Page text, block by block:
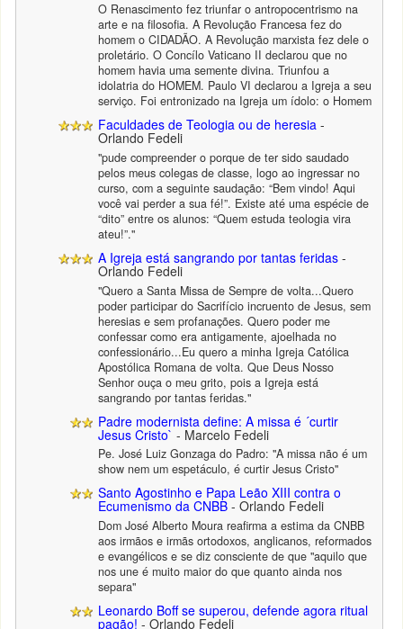
O Renascimento fez triunfar o antropocentrismo na
arte e na filosofia. A Revolução Francesa fez do
homem o CIDADÃO. A Revolução marxista fez dele o
proletário. O Concílo Vaticano II declarou que no
homem havia uma semente divina. Triunfou a
idolatria do HOMEM. Paulo VI declarou a Igreja a seu
serviço. Foi entronizado na Igreja um ídolo: o Homem
Faculdades de Teologia ou de heresia -
Orlando Fedeli
"pude compreender o porque de ter sido saudado
pelos meus colegas de classe, logo ao ingressar no
curso, com a seguinte saudação: “Bem vindo! Aqui
você vai perder a sua fé!”. Existe até uma espécie de
“dito” entre os alunos: “Quem estuda teologia vira
ateu!”."
A Igreja está sangrando por tantas feridas -
Orlando Fedeli
"Quero a Santa Missa de Sempre de volta...Quero
poder participar do Sacrifício incruento de Jesus, sem
heresias e sem profanações. Quero poder me
confessar como era antigamente, ajoelhada no
confessionário...Eu quero a minha Igreja Católica
Apostólica Romana de volta. Que Deus Nosso
Senhor ouça o meu grito, pois a Igreja está
sangrando por tantas feridas."
Padre modernista define: A missa é ´curtir
Jesus Cristo` - Marcelo Fedeli
Pe. José Luiz Gonzaga do Padro: "A missa não é um
show nem um espetáculo, é curtir Jesus Cristo"
Santo Agostinho e Papa Leão XIII contra o
Ecumenismo da CNBB - Orlando Fedeli
Dom José Alberto Moura reafirma a estima da CNBB
aos irmãos e irmãs ortodoxos, anglicanos, reformados
e evangélicos e se diz consciente de que "aquilo que
nos une é muito maior do que quanto ainda nos
separa"
Leonardo Boff se superou, defende agora ritual
pagão! - Orlando Fedeli